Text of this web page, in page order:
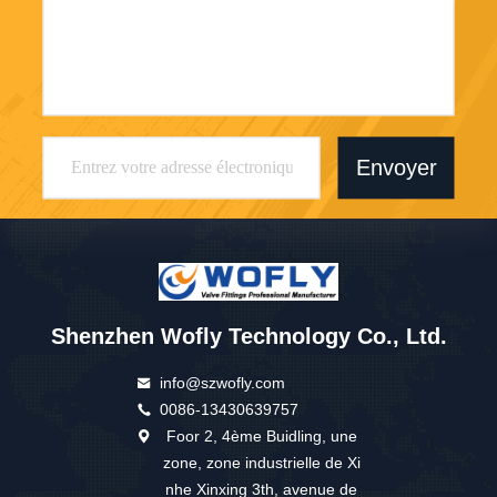
Envoyer
Shenzhen Wofly Technology Co., Ltd.
info@szwofly.com
0086-13430639757
Foor 2, 4ème Buidling, une
zone, zone industrielle de Xi
nhe Xinxing 3th, avenue de